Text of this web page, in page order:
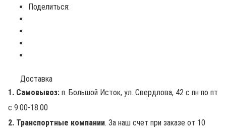
Поделиться:
Доставка
1. Самовывоз: п. Большой Исток, ул. Свердлова, 42 с пн по пт
с 9.00-18.00
2. Транспортные компании. За наш счет при заказе от 10